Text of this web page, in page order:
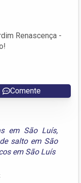
Renascença -
Comente
em São Luís,
salto em São
em São Luís